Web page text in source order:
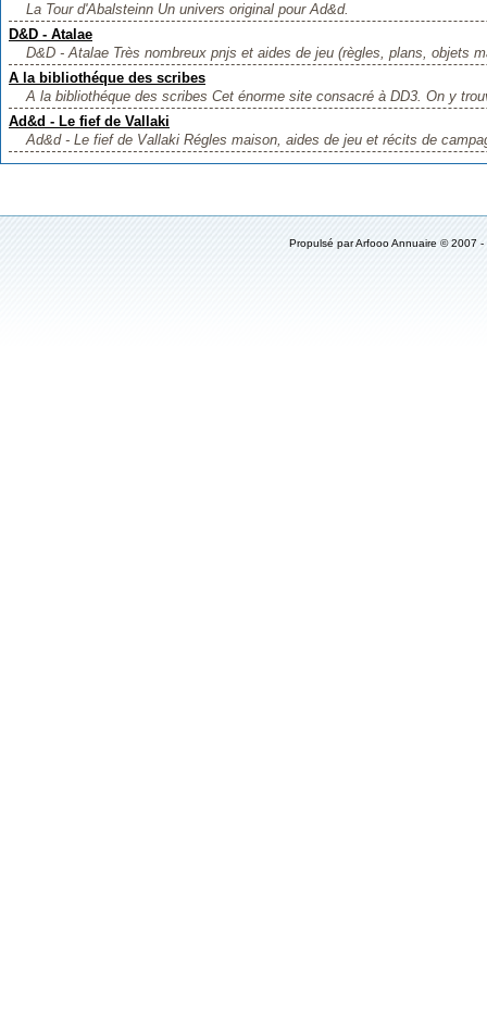
La Tour d'Abalsteinn Un univers original pour Ad&d.
D&D - Atalae
D&D - Atalae Très nombreux pnjs et aides de jeu (règles, plans, objets
A la bibliothéque des scribes
A la bibliothéque des scribes Cet énorme site consacré à DD3. On y
Ad&d - Le fief de Vallaki
Ad&d - Le fief de Vallaki Régles maison, aides de jeu et récits de
Propulsé parArfooo Annuaire © 2007